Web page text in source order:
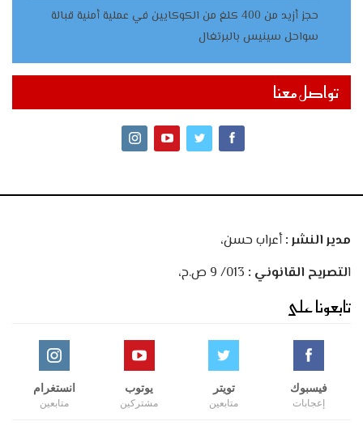
حجز أزيد من 400 كلغ من الكوكايين في عملية أمنية قبالة
سواحل سينيس بالبرتغال
تواصل معنا
مدير النشر :أعراب حسن،
التصريح القانوني :
تابعونا على
فيسبوك
إعجابات
تويتر
متابعين
يوتوب
مشتركين
انستغرام
متابعين